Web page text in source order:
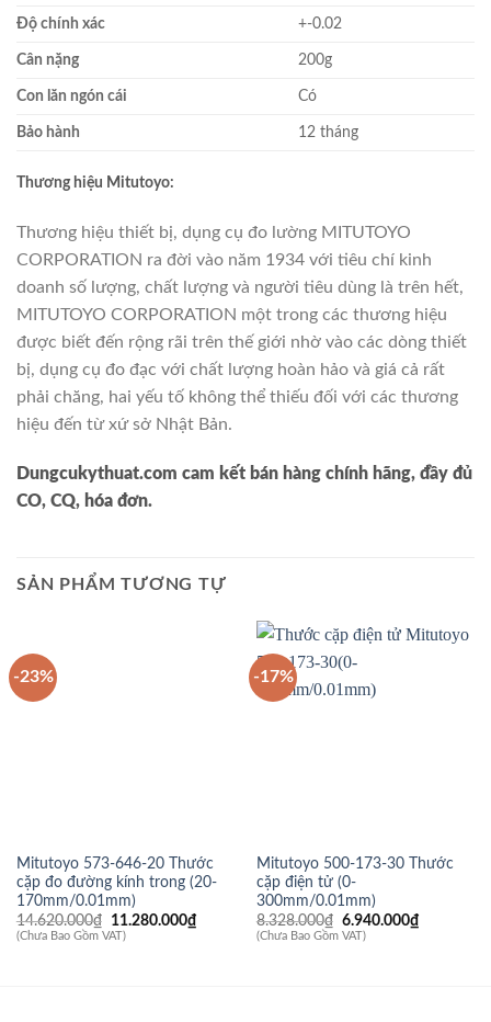
Độ chính xác +-0.02
Cân nặng 200g
Con lăn ngón cái Có
Bảo hành 12 tháng
Thương hiệu Mitutoyo:
Thương hiệu thiết bị, dụng cụ đo lường MITUTOYO
CORPORATION ra đời vào năm 1934 với tiêu chí kinh
doanh số lượng, chất lượng và người tiêu dùng là trên hết,
MITUTOYO CORPORATION một trong các thương hiệu
được biết đến rộng rãi trên thế giới nhờ vào các dòng thiết
bị, dụng cụ đo đạc với chất lượng hoàn hảo và giá cả rất
phải chăng, hai yếu tố không thể thiếu đối với các thương
hiệu đến từ xứ sở Nhật Bản.
Dungcukythuat.com cam kết bán hàng chính hãng, đầy đủ
CO, CQ, hóa đơn.
SẢN PHẨM TƯƠNG TỰ
-23%
Mitutoyo 573-646-20 Thước
cặp đo đường kính trong (20-
170mm/0.01mm)
14.620.000₫
Giá
gốc
11.280.000₫Giá
(Chưa Bao Gồm VAT)
-17%
Mitutoyo 500-173-30 Thước
cặp điện tử (0-
300mm/0.01mm)
8.328.000₫ Giá
gốc
6.940.000₫Giá
(Chưa Bao Gồm VAT)